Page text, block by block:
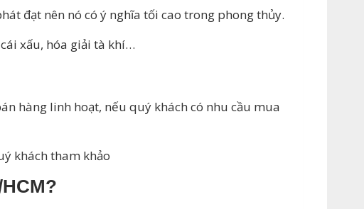
đạt nên nó có ý nghĩa tối cao trong phong thủy.
xấu, hóa giải tà khí…
hàng linh hoạt, nếu quý khách có nhu cầu mua
khách tham khảo